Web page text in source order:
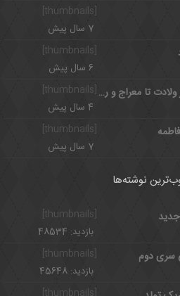
7 سال پیش
[thumbnails]
6 سال پیش
زندگی نامه حضرت محمد(ص) از ولادت تا معراج و رحلت
4 سال پیش
7 سال پیش
نوشته‌ها
بازدید: 48534
[thumbnails]
سری دوم
بازدید: 45648